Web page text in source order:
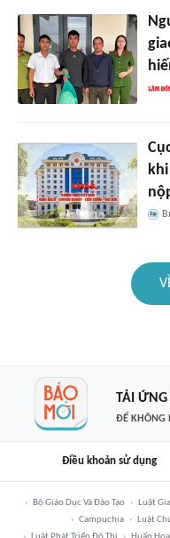
TẢI ỨNG
ĐỂ KHÔNG
Điều khoản sử dụng
Bộ Giáo Dục Và Đào Tạo Luật
Campuchia
Luật